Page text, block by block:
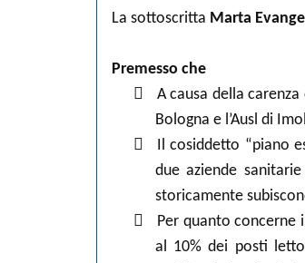
La sottoscritta Marta
Premesso che

A causa della
Bologna e l’Ausl di

Il cosiddetto “piano
due aziende
storicamente

Per quanto concerne
al 10% dei posti